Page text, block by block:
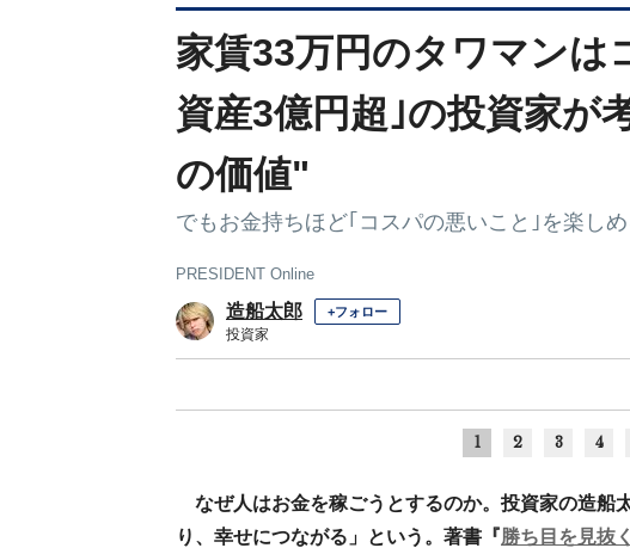
家賃33万円のタワマン
資産3億円超｣の投資家が
の価値"
でもお金持ちほど｢コスパの悪いこと｣を楽しめ
PRESIDENT Online
造船太郎 +フォロー
投資家
1 2 3 4
なぜ人はお金を稼ごうとするのか。投資家の造船
り、幸せにつながる」という。著書『勝ち目を見抜